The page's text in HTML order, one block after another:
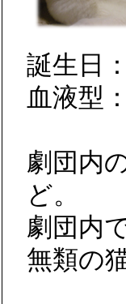
誕生日
血液型
劇団内
ど。
劇団内
無類の